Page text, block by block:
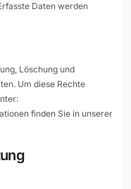
Daten werden
Löschung und
Um diese Rechte
finden Sie in unserer